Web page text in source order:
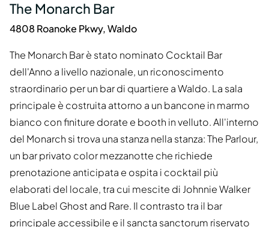
The Monarch Bar
4808 Roanoke Pkwy, Waldo
The Monarch Bar è stato nominato Cocktail Bar
dell'Anno a livello nazionale, un riconoscimento
straordinario per un bar di quartiere a Waldo. La sala
principale è costruita attorno a un bancone in marmo
bianco con finiture dorate e booth in velluto. All'interno
del Monarch si trova una stanza nella stanza: The Parlour,
un bar privato color mezzanotte che richiede
prenotazione anticipata e ospita i cocktail più
elaborati del locale, tra cui mescite di Johnnie Walker
Blue Label Ghost and Rare. Il contrasto tra il bar
principale accessibile e il sancta sanctorum riservato